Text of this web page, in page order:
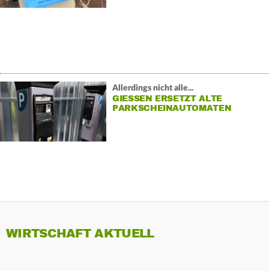
Allerdings nicht alle...
GIESSEN ERSETZT ALTE P
ARKSCHEINAUTOMATEN
WIRTSCHAFT AKTUELL